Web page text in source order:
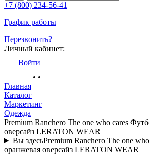
+7 (800) 234-56-41
График работы
Перезвонить?
Личный кабинет:
Войти
Главная
Каталог
Маркетинг
Одежда
Premium Ranchero The one who cares
оверсайз LERATON WEAR
Вы здесьPremium Ranchero The one
оранжевая оверсайз LERATON WEAR